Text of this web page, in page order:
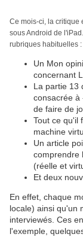
Ce mois-ci, la critique
sous Android de
rubriques habituelles :
Un Mon
concernant
La partie 13
consacrée à
de faire de
Tout ce qu'il
machine
Un article
comprendre
(réelle et
Et deux
En effet, chaque
locale) ainsi qu'un
interviewés. Ces
l'exemple,